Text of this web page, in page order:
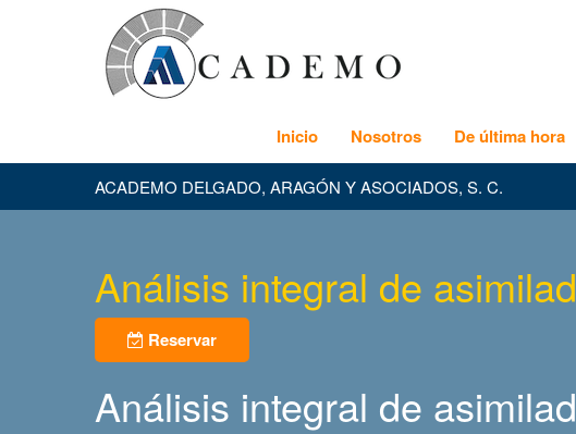
Inicio Nosotros De última hora
ACADEMO DELGADO, ARAGÓN Y ASOCIADOS, S. C.
Análisis integral de
Reservar
Análisis integral de